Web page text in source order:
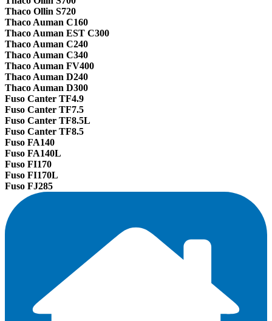
Thaco Ollin S720
Thaco Auman C160
Thaco Auman EST C300
Thaco Auman C240
Thaco Auman C340
Thaco Auman FV400
Thaco Auman D240
Thaco Auman D300
Fuso Canter TF4.9
Fuso Canter TF7.5
Fuso Canter TF8.5L
Fuso Canter TF8.5
Fuso FA140
Fuso FA140L
Fuso FI170
Fuso FI170L
Fuso FJ285